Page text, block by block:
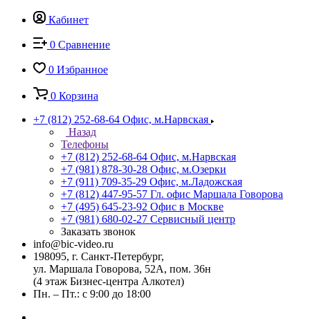
Кабинет
0 Сравнение
0 Избранное
0 Корзина
+7 (812) 252-68-64 Офис, м.Нарвская
Назад
Телефоны
+7 (812) 252-68-64 Офис, м.Нарвская
+7 (981) 878-30-28 Офис, м.Озерки
+7 (911) 709-35-29 Офис, м.Ладожская
+7 (812) 447-95-57 Гл. офис Маршала Говорова
+7 (495) 645-23-92 Офис в Москве
+7 (981) 680-02-27 Сервисный центр
Заказать звонок
info@bic-video.ru
198095, г. Санкт-Петербург,
ул. Маршала Говорова, 52А, пом. 36н
(4 этаж Бизнес-центра Алкотел)
Пн. – Пт.: с 9:00 до 18:00